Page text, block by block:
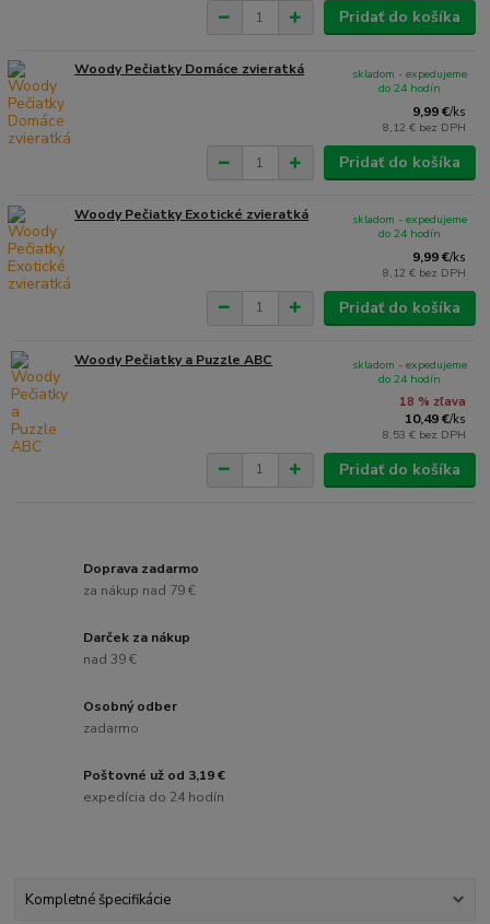
Pridať do košíka
Woody Pečiatky Domáce zvieratká
9,99 €/ks
8,12 € bez DPH
skladom - expedujeme
do 24 hodín
Pridať do košíka
Woody Pečiatky Exotické zvieratká
9,99 €/ks
8,12 € bez DPH
skladom - expedujeme
do 24 hodín
Pridať do košíka
Woody Pečiatky a Puzzle ABC
18 % zľava
10,49 €/ks
8,53 € bez DPH
skladom - expedujeme
do 24 hodín
Pridať do košíka
Doprava zadarmo
za nákup nad 79 €
Darček za nákup
nad 39 €
Osobný odber
zadarmo
Poštovné už od 3,19 €
expedícia do 24 hodín
Kompletné špecifikácie